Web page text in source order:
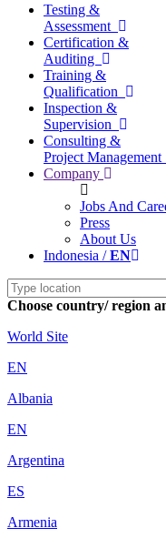
Testing &
Assessment
Certification &
Auditing
Training &
Qualification
Inspection &
Supervision
Consulting &
Project Management
Company
Jobs And
Press
About Us
Indonesia /EN
Choose country/ region
World Site
EN
Albania
EN
Argentina
ES
Armenia